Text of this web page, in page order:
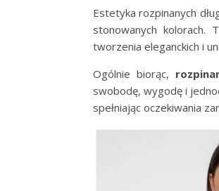
Estetyka rozpinanych
stonowanych kolorach.
tworzenia eleganckich i
Ogólnie biorąc,
swobodę, wygodę i
spełniając oczekiwania